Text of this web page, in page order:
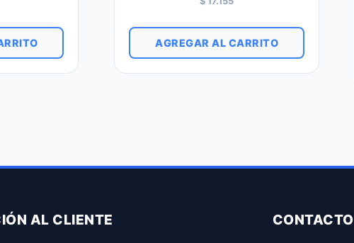
AGREGAR AL CARRITO
AL CLIENTE CONTACTO